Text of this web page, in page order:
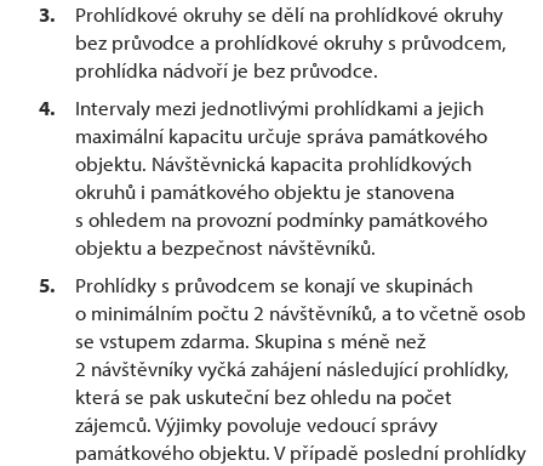
Prohlídkové okruhy se dělí na prohlídkové okruhy
bez průvodce a prohlídkové okruhy s průvodcem,
prohlídka nádvoří je bez průvodce.
Intervaly mezi jednotlivými prohlídkami a jejich
maximální kapacitu určuje správa památkového
objektu. Návštěvnická kapacita prohlídkových
okruhů i památkového objektu je stanovena
s ohledem na provozní podmínky památkového
objektu a bezpečnost návštěvníků.
Prohlídky s průvodcem se konají ve skupinách
o minimálním počtu 2 návštěvníků, a to včetně osob
se vstupem zdarma. Skupina s méně než
2 návštěvníky vyčká zahájení následující prohlídky,
která se pak uskuteční bez ohledu na počet
zájemců. Výjimky povoluje vedoucí správy
památkového objektu. V případě poslední prohlídky